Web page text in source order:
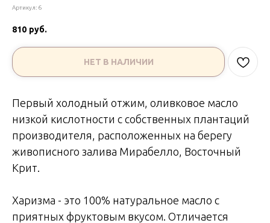
Артикул: 6
810 руб.
НЕТ В НАЛИЧИИ
Первый холодный отжим, оливковое масло
низкой кислотности с собственных плантаций
производителя, расположенных на берегу
живописного залива Мирабелло, Восточный
Крит.
Харизма - это 100% натуральное масло с
приятных фруктовым вкусом. Отличается